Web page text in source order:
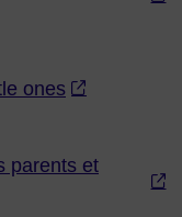
ones
parents et